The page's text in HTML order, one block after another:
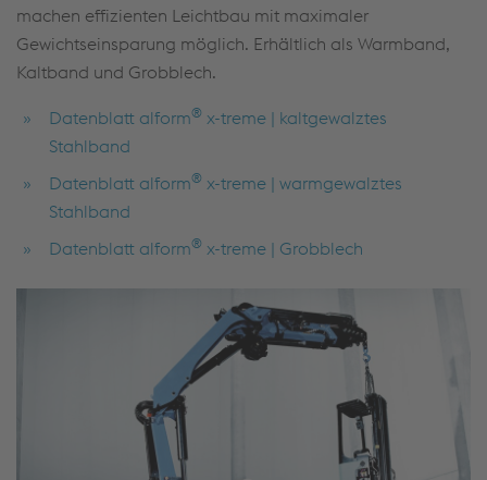
machen effizienten Leichtbau mit maximaler
Gewichtseinsparung möglich. Erhältlich als Warmband,
Kaltband und Grobblech.
Datenblatt alform® x-treme | kaltgewalztes
Stahlband
Datenblatt alform® x-treme | warmgewalztes
Stahlband
Datenblatt alform® x-treme | Grobblech